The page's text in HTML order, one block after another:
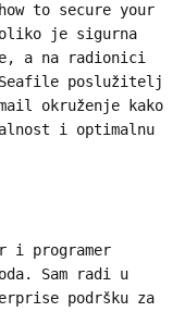
to secure your
je sigurna
a na radionici
poslužitelj
okruženje kako
i optimalnu
i programer
Sam radi u
podršku za